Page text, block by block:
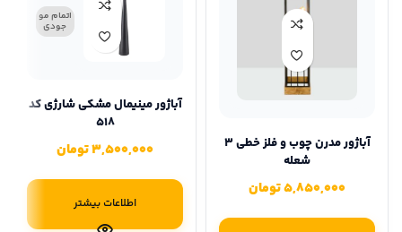
آباژور مدرن چوب و فلز خطی 3
شعله
5,850,000تومان
اتمام مو
جودی
آباژور مینیمال مشکی شارژی کد
۵۱۸
3,500,000تومان
اطلاعات بیشتر